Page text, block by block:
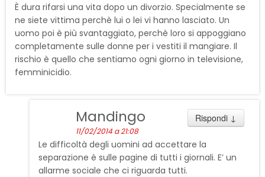
È dura rifarsi una vita dopo un divorzio. Specialmente se
ne siete vittima perchè lui o lei vi hanno lasciato. Un
uomo poi è più svantaggiato, perchè loro si appoggiano
completamente sulle donne per i vestiti il mangiare. Il
rischio è quello che sentiamo ogni giorno in televisione,
femminicidio.
Rispondi ↓
Mandingo
11/02/2014 a 21:08
Le difficoltà degli uomini ad accettare la
separazione è sulle pagine di tutti i giornali. E’ un
allarme sociale che ci riguarda tutti.